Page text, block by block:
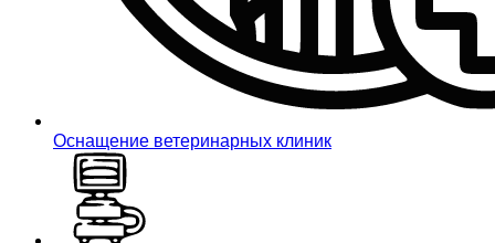
Оснащение ветеринарных клиник